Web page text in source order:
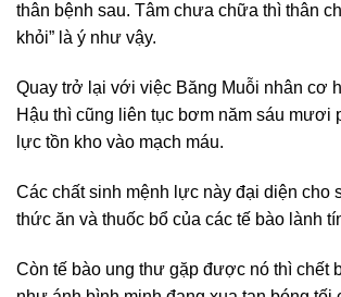
thân bệnh sau. Tâm chưa chữa thì thân
khỏi” là ý như vậy.
Quay trở lại với việc Băng Muỗi nhân cơ
Hậu thì cũng liên tục bơm năm sáu mươi
lực tồn kho vào mạch máu.
Các chất sinh mệnh lực này đại diện cho
thức ăn và thuốc bổ của các tế bào lành
Còn tế bào ung thư gặp được nó thì chết